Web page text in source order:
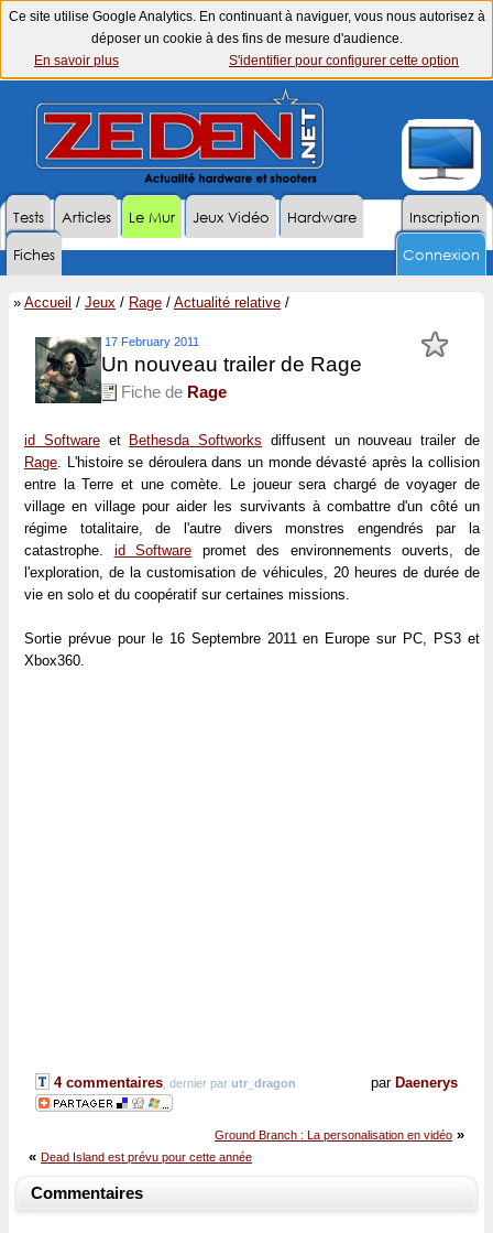
Ce site utilise Google Analytics. En continuant à naviguer, vous nous autorisez à
déposer un cookie à des fins de mesure d'audience.
En savoir plus
S'identifier pour configurer cette option
Inscription
Tests Articles Le Mur Jeux Vidéo
Hardware
Fiches
Connexion
» Accueil / Jeux / Rage / Actualité relative /
17 February 2011
Un nouveau trailer de Rage
Fiche de Rage
id Softwareet Bethesda Softworks diffusent un nouveau trailer de
Rage. L'histoire se déroulera dans un monde dévasté après la collision
entre la Terre et une comète. Le joueur sera chargé de voyager de
village en village pour aider les survivants à combattre d'un côté un
régime totalitaire, de l'autre divers monstres engendrés par la
catastrophe. id Software promet des environnements ouverts, de
l'exploration, de la customisation de véhicules, 20 heures de durée de
vie en solo et du coopératif sur certaines missions.
Sortie prévue pour le 16 Septembre 2011 en Europe sur PC, PS3 et
Xbox360.
par Daenerys
4 commentaires , dernier par utr_dragon
Ground Branch : La personalisation en vidéo »
« Dead Island est prévu pour cette année
Commentaires